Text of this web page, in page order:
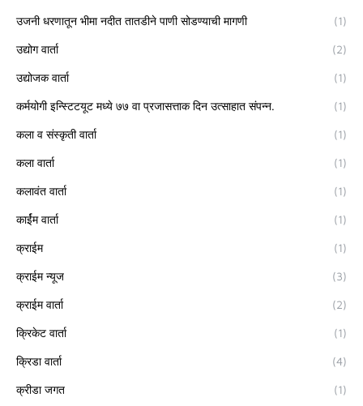
उजनी धरणातून भीमा नदीत तातडीने पाणी सोडण्याची मागणी (1)
उद्योग वार्ता (2)
उद्योजक वार्ता (1)
कर्मयोगी इन्स्टिटयूट मध्ये ७७ वा प्रजासत्ताक दिन उत्साहात संपन्न. (1)
कला व संस्कृती वार्ता (1)
कला वार्ता (1)
कलावंत वार्ता (1)
कार्ईम वार्ता (1)
क्राईम (1)
क्राईम न्यूज (3)
क्राईम वार्ता (2)
क्रिकेट वार्ता (1)
क्रिडा वार्ता (4)
क्रीडा जगत (1)